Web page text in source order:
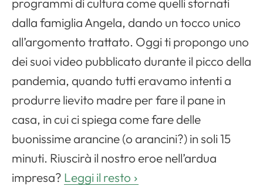
dalla famiglia Angela, dando un tocco unico
all’argomento trattato. Oggi ti propongo uno
dei suoi video pubblicato durante il picco della
pandemia, quando tutti eravamo intenti a
produrre lievito madre per fare il pane in
casa, in cui ci spiega come fare delle
buonissime arancine (o arancini?) in soli 15
minuti. Riuscirà il nostro eroe nell’ardua
impresa? Leggi il resto